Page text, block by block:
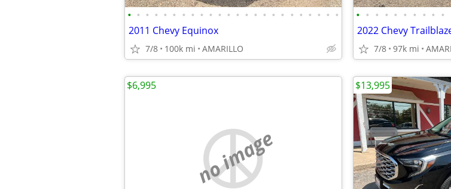
• • • • • • • • • • • • • • • • • • • • • • • •
2011 Chevy Equinox
7/8 100k mi AMARILLO
• • • • • • • • • •
2022 Chevy
7/8 97k mi
no image
$6,995 $13,995